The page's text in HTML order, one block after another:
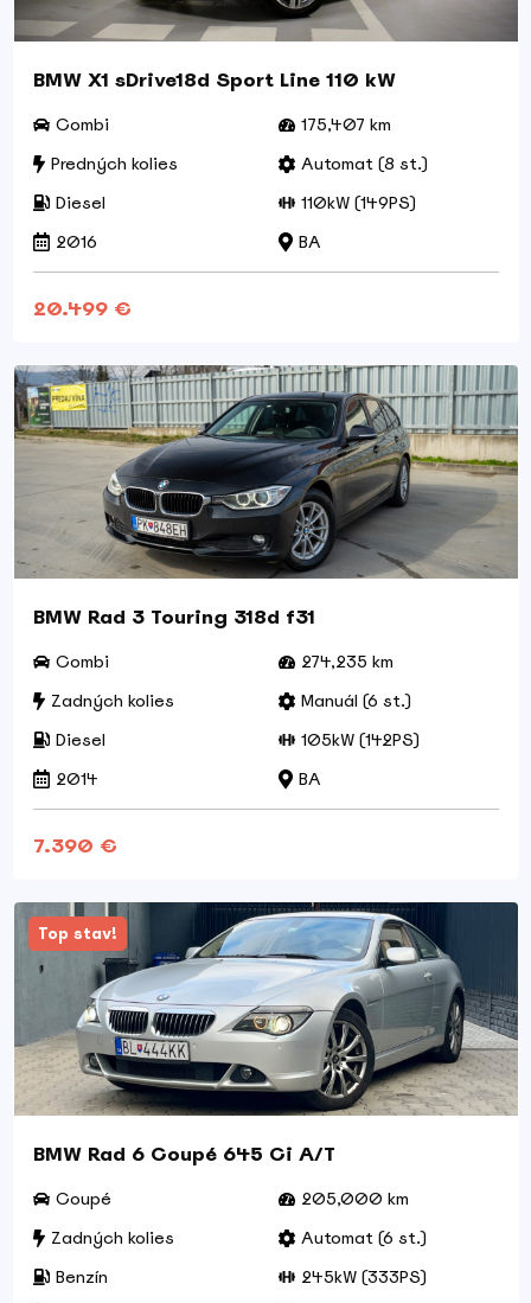
BMW X1 sDrive18d Sport Line 110 kW
Combi
175,407 km
Predných kolies
Automat (8 st.)
Diesel
110kW (149PS)
2016
BA
20.499 €
BMW Rad 3 Touring 318d f31
Combi
274,235 km
Zadných kolies
Manuál (6 st.)
Diesel
105kW (142PS)
2014
BA
7.390 €
Top stav!
BMW Rad 6 Coupé 645 Ci A/T
Coupé
205,000 km
Zadných kolies
Automat (6 st.)
Benzín
245kW (333PS)